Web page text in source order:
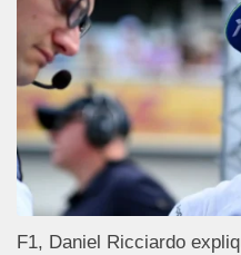
F1, Daniel Ricciardo